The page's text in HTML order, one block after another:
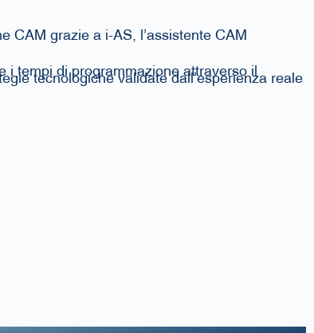
CAM grazie a i-AS, l’assistente CAM
i tempi di programmazione attraverso il
tecnologiche validate dall’esperienza reale